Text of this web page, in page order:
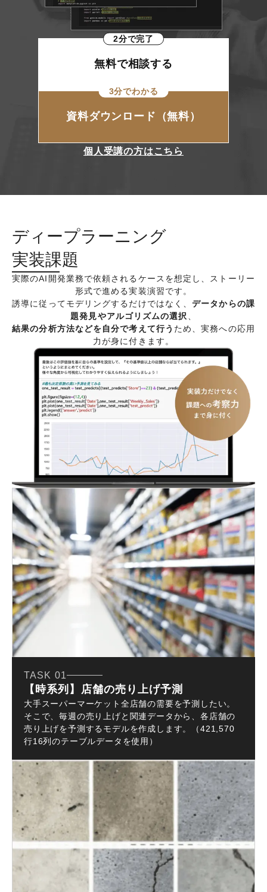
2分で完了
無料で相談する
3分でわかる
資料ダウンロード（無料）
個人受講の方はこちら
ディープラーニング
実装課題
実際のAI開発業務で依頼されるケースを想定し、ストーリー
形式で進める実装演習です。
誘導に従ってモデリングするだけではなく、データからの課
題発見やアルゴリズムの選択
結果の分析方法などを自分で考えて行う ため、実務への応用
力が身に付きます。
TASK 01
【時系列】店舗の売り上げ予測
大手スーパーマーケット全店舗の需要を予測したい。
そこで、毎週の売り上げと関連データから、各店舗の
売り上げを予測するモデルを作成します。（421,570
行16列のテーブルデータを使用）